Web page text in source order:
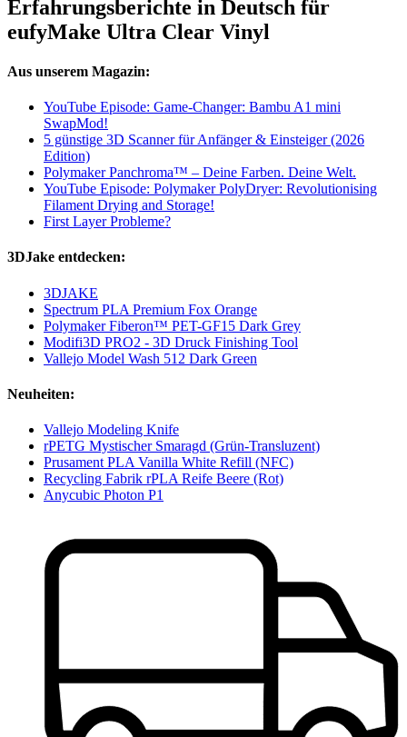
Erfahrungsberichte in Deutsch für
eufyMake Ultra Clear Vinyl
Aus unserem Magazin:
YouTube Episode: Game-Changer: Bambu A1 mini
SwapMod!
5 günstige 3D Scanner für Anfänger & Einsteiger (2026
Edition)
Polymaker Panchroma™ – Deine Farben. Deine Welt.
YouTube Episode: Polymaker PolyDryer: Revolutionising
Filament Drying and Storage!
First Layer Probleme?
3DJake entdecken:
3DJAKE
Spectrum PLA Premium Fox Orange
Polymaker Fiberon™ PET-GF15 Dark Grey
Modifi3D PRO2 - 3D Druck Finishing Tool
Vallejo Model Wash 512 Dark Green
Neuheiten:
Vallejo Modeling Knife
rPETG Mystischer Smaragd (Grün-Transluzent)
Prusament PLA Vanilla White Refill (NFC)
Recycling Fabrik rPLA Reife Beere (Rot)
Anycubic Photon P1